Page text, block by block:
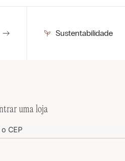
Sustentabilidade
uma loja